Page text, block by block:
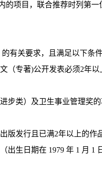
的项目，联合推荐时列第
有关要求，且满足以下条件
（专著)公开发表必须2年
步类）及卫生事业管理奖
版发行且已满2年以上的作
出生日期在 1979 年 1 月 1